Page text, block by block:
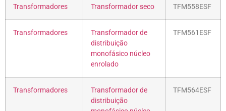
Transformadores Transformador seco TFM558ESF
Transformadores
Transformador de
distribuição
monofásico núcleo
enrolado
TFM561ESF
Transformadores
Transformador de
distribuição
TFM564ESF